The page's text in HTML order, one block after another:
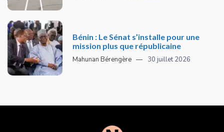
Bénin : Le Sénat s’installe pour une
mission plus que républicaine
Mahunan Bérengère 30 juillet 2026